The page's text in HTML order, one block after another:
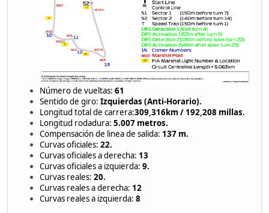
Número de vueltas: 61
Sentido de giro: Izquierdas (Anti-Horario).
Longitud total de carrera:309,316km / 192,208 millas.
Longitud rodadura: 5.007 metros.
Compensación de linea de salida: 137 m.
Curvas oficiales: 22.
Curvas oficiales a derecha: 13
Curvas oficiales a izquierda: 9.
Curvas reales: 20.
Curvas reales a derecha: 12
Curvas reales a izquierda: 8